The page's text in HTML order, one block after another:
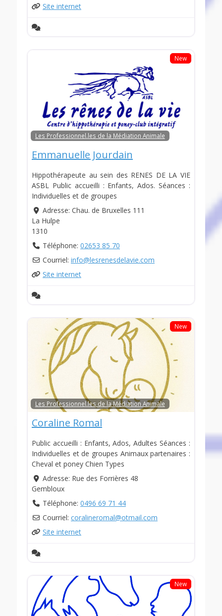
Site internet
New
Les Professionnel.les de la Médiation Animale
Emmanuelle Jourdain
Hippothérapeute au sein des RENES DE LA VIE
ASBL Public accueilli : Enfants, Ados. Séances :
Individuelles et de groupes
Adresse: Chau. de Bruxelles 111
La Hulpe
1310
Téléphone: 02653 85 70
Courriel: info@lesrenesdelavie.com
Site internet
New
Les Professionnel.les de la Médiation Animale
Coraline Romal
Public accueilli : Enfants, Ados, Adultes Séances :
Individuelles et de groupes Animaux partenaires :
Cheval et poney Chien Types
Adresse: Rue des Forrières 48
Gembloux
Téléphone: 0496 69 71 44
Courriel: coralineromal@otmail.com
Site internet
New